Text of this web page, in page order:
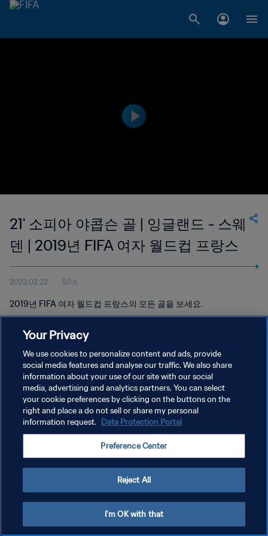
21' 소피아 야콥슨 골 | 잉글랜드 - 스웨
덴 | 2019년 FIFA 여자 월드컵 프랑스
2023.02.22 50초
2019년 FIFA 여자 월드컵 프랑스의 모든 골을 보세요.
개인정보 보호정책
서비스 약관
쿠키 기본 설정 관리
Your Privacy
We use cookies to personalize content and ads, provide
social media features and analyse our traffic. We also share
information about your use of our site with our social
media, advertising and analytics partners. You can select
your cookie preferences by clicking on the buttons on the
right and place a do not sell or share my personal
information request. Data Protection Portal
Preference Center
Reject All
I'm OK with that